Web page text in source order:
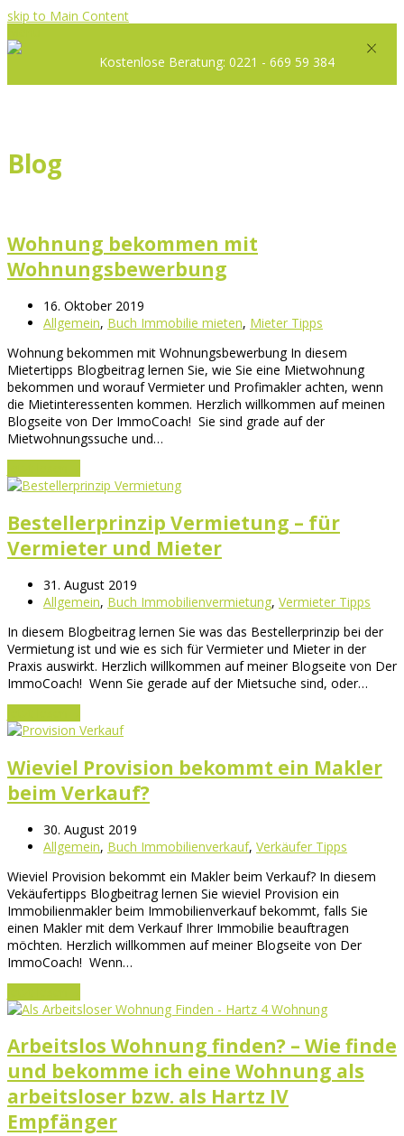
skip to Main Content
Kostenlose Beratung: 0221 - 669 59 384
Blog
Wohnung bekommen mit
Wohnungsbewerbung
16. Oktober 2019
Allgemein, Buch Immobilie mieten, Mieter Tipps
Wohnung bekommen mit Wohnungsbewerbung In diesem
Mietertipps Blogbeitrag lernen Sie, wie Sie eine Mietwohnung
bekommen und worauf Vermieter und Profimakler achten, wenn
die Mietinteressenten kommen. Herzlich willkommen auf meinen
Blogseite von Der ImmoCoach! Sie sind grade auf der
Mietwohnungssuche und…
Bestellerprinzip Vermietung – für
Vermieter und Mieter
31. August 2019
Allgemein, Buch Immobilienvermietung, Vermieter Tipps
In diesem Blogbeitrag lernen Sie was das Bestellerprinzip bei der
Vermietung ist und wie es sich für Vermieter und Mieter in der
Praxis auswirkt. Herzlich willkommen auf meiner Blogseite von Der
ImmoCoach! Wenn Sie gerade auf der Mietsuche sind, oder…
Wieviel Provision bekommt ein Makler
beim Verkauf?
30. August 2019
Allgemein, Buch Immobilienverkauf, Verkäufer Tipps
Wieviel Provision bekommt ein Makler beim Verkauf? In diesem
Vekäufertipps Blogbeitrag lernen Sie wieviel Provision ein
Immobilienmakler beim Immobilienverkauf bekommt, falls Sie
einen Makler mit dem Verkauf Ihrer Immobilie beauftragen
möchten. Herzlich willkommen auf meiner Blogseite von Der
ImmoCoach! Wenn…
Arbeitslos Wohnung finden? – Wie finde
und bekomme ich eine Wohnung als
arbeitsloser bzw. als Hartz IV
Empfänger